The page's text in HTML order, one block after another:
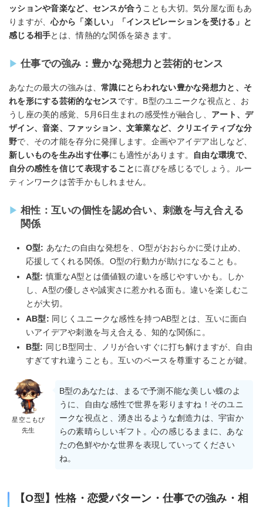
ッションや音楽など、センスが合う ことも大切。気分屋な面もあ
りますが、心から「楽しい」「インスピレーションを受ける」と
感じる相手とは、情熱的な関係を築きます。
仕事での強み：豊かな発想力と芸術的センス
あなたの最大の強みは、常識にとらわれない豊かな発想力と、そ
れを形にする芸術的なセンスです。B型のユニークな視点と、お
うし座の美的感覚、5月6日生まれの感受性が融合し、 アート、デ
ザイン、音楽、ファッション、文筆業など、クリエイティブな分
野で、その才能を存分に発揮します。企画やアイデア出しなど、
新しいものを生み出す仕事にも適性があります。
自由な環境で、
自分の感性を信じて表現することに喜びを感じるでしょう。ルー
ティンワークは苦手かもしれません。
相性：互いの個性を認め合い、刺激を与え合える
関係
O型: あなたの自由な発想を、O型がおおらかに受け止め、
応援してくれる関係。O型の行動力が助けになることも。
A型: 慎重なA型とは価値観の違いを感じやすいかも。しか
し、A型の優しさや誠実さに惹かれる面も。違いを楽しむこ
とが大切。
AB型: 同じくユニークな感性を持つAB型とは、互いに面白
いアイデアや刺激を与え合える、知的な関係に。
B型: 同じB型同士、ノリが合いすぐに打ち解けますが、自由
すぎてすれ違うことも。互いのペースを尊重することが鍵。
星空こもぴ
先生
B型のあなたは、まるで予測不能な美しい蝶のよ
うに、自由な感性で世界を彩りますね！そのユニ
ークな視点と、湧き出るような創造力は、宇宙か
らの素晴らしいギフト。心の感じるままに、あな
たの色鮮やかな世界を表現していってください
ね。
【O型】性格・恋愛パターン・仕事での強み・相